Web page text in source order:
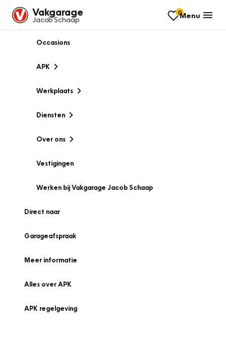
Vakgarage
Jacob Schaap
0Menu
Occasions
APK
Werkplaats
Diensten
Over ons
Vestigingen
Werken bij Vakgarage Jacob Schaap
Direct naar
Garageafspraak
Meer informatie
Alles over APK
APK regelgeving